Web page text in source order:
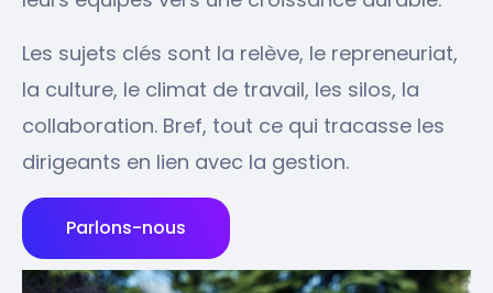
Les sujets clés sont la relève, le repreneuriat,
la culture, le climat de travail, les silos, la
collaboration. Bref, tout ce qui tracasse les
dirigeants en lien avec la gestion.
Parlons-nous